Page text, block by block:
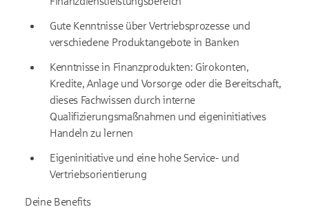
Gute Kenntnisse über Vertriebsprozesse und
verschiedene Produktangebote in Banken
Kenntnisse in Finanzprodukten: Girokonten,
Kredite, Anlage und Vorsorge oder die Bereitschaft,
dieses Fachwissen durch interne
Qualifizierungsmaßnahmen und eigeninitiatives
Handeln zu lernen
Eigeninitiative und eine hohe Service- und
Vertriebsorientierung
Deine Benefits